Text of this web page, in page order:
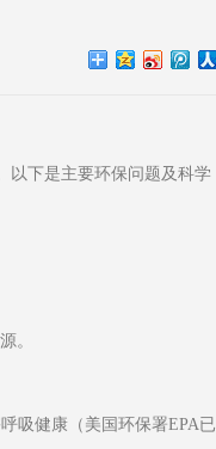
以下是主要环保问题及科学
。
吸健康（美国环保署EPA已